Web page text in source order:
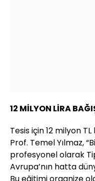
12 MİLYON LİRA
Tesis için 12 milyon TL
Prof. Temel Yılmaz,
profesyonel olarak
Avrupa’nın hatta